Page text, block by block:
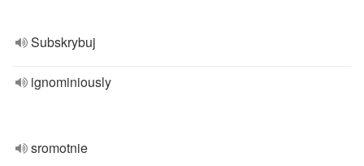
Subskrybuj
ignominiously
sromotnie